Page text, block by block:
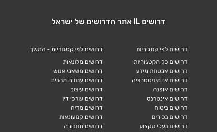
דרושים IL אתר הדרושים של ישראל
דרושים לפי קטגוריות
דרושים כל הקטגוריות
דרושים אבטחת מידע
דרושים אדמיניסטרציה
דרושים אופנה
דרושים אינטרנט
דרושים ביטוח
דרושים בכירים
דרושים בעלי מקצוע
דרושים לפי קטגוריות - המשך
דרושים מלונאות
דרושים משאבי אנוש
דרושים עבודה מהבית
דרושים עיצוב
דרושים עורכי דין
דרושים מדיה
דרושים קמעונאות
דרושים תחבורה